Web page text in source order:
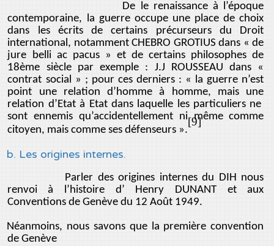
De le renaissance à l’époque
contemporaine, la guerre occupe une place de choix
dans les écrits de certains précurseurs du Droit
international, notamment CHEBRO GROTIUS dans « de
jure belli ac pacus » et de certains philosophes de
18ème siècle par exemple : J.J ROUSSEAU dans «
contrat social » ; pour ces derniers : « la guerre n’est
point une relation d’homme à homme, mais une
relation d’Etat à Etat dans laquelle les particuliers ne
sont ennemis qu’accidentellement ni même comme
citoyen, mais comme ses défenseurs ».
[9]
b. Les origines internes.
Parler des origines internes du DIH nous
renvoi à l’histoire d’ Henry DUNANT et aux
Conventions de Genève du 12 Août 1949.
Néanmoins, nous savons que la première convention
de Genève